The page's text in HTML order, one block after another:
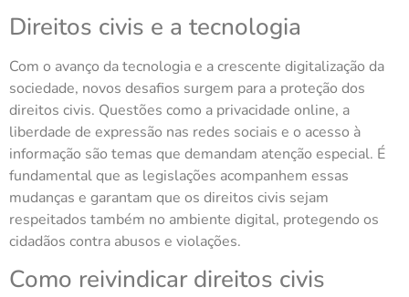
Direitos civis e a tecnologia
Com o avanço da tecnologia e a crescente digitalização da
sociedade, novos desafios surgem para a proteção dos
direitos civis. Questões como a privacidade online, a
liberdade de expressão nas redes sociais e o acesso à
informação são temas que demandam atenção especial. É
fundamental que as legislações acompanhem essas
mudanças e garantam que os direitos civis sejam
respeitados também no ambiente digital, protegendo os
cidadãos contra abusos e violações.
Como reivindicar direitos civis